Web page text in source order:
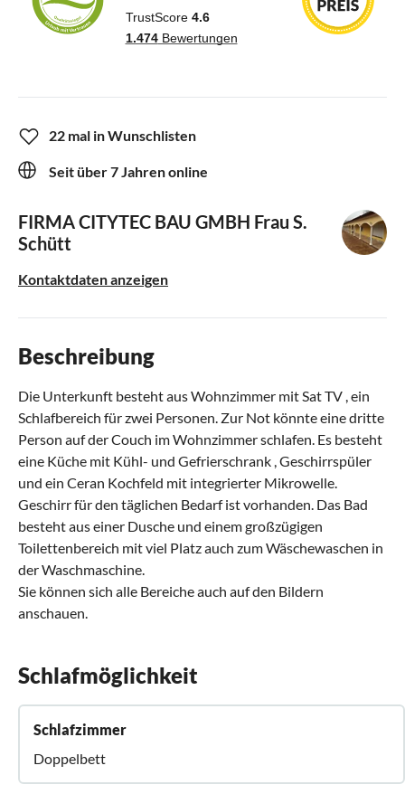
22 mal in Wunschlisten
Seit über 7 Jahren online
FIRMA CITYTEC BAU GMBH Frau S.
Schütt
Kontaktdaten anzeigen
Beschreibung
Die Unterkunft besteht aus Wohnzimmer mit Sat TV , ein
Schlafbereich für zwei Personen. Zur Not könnte eine dritte
Person auf der Couch im Wohnzimmer schlafen. Es besteht
eine Küche mit Kühl- und Gefrierschrank , Geschirrspüler
und ein Ceran Kochfeld mit integrierter Mikrowelle.
Geschirr für den täglichen Bedarf ist vorhanden. Das Bad
besteht aus einer Dusche und einem großzügigen
Toilettenbereich mit viel Platz auch zum Wäschewaschen in
der Waschmaschine.
Sie können sich alle Bereiche auch auf den Bildern
anschauen.
Schlafmöglichkeit
Schlafzimmer
Doppelbett